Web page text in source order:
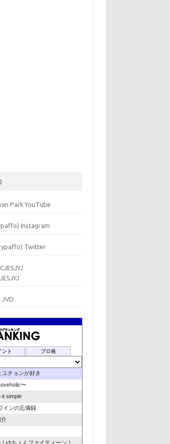
Park YouTube
Instagram
Twitter
JVD
ント ブロ画
チョンが好き
〜
simple
インの忘備録
介
ゆちょんファイティーン！